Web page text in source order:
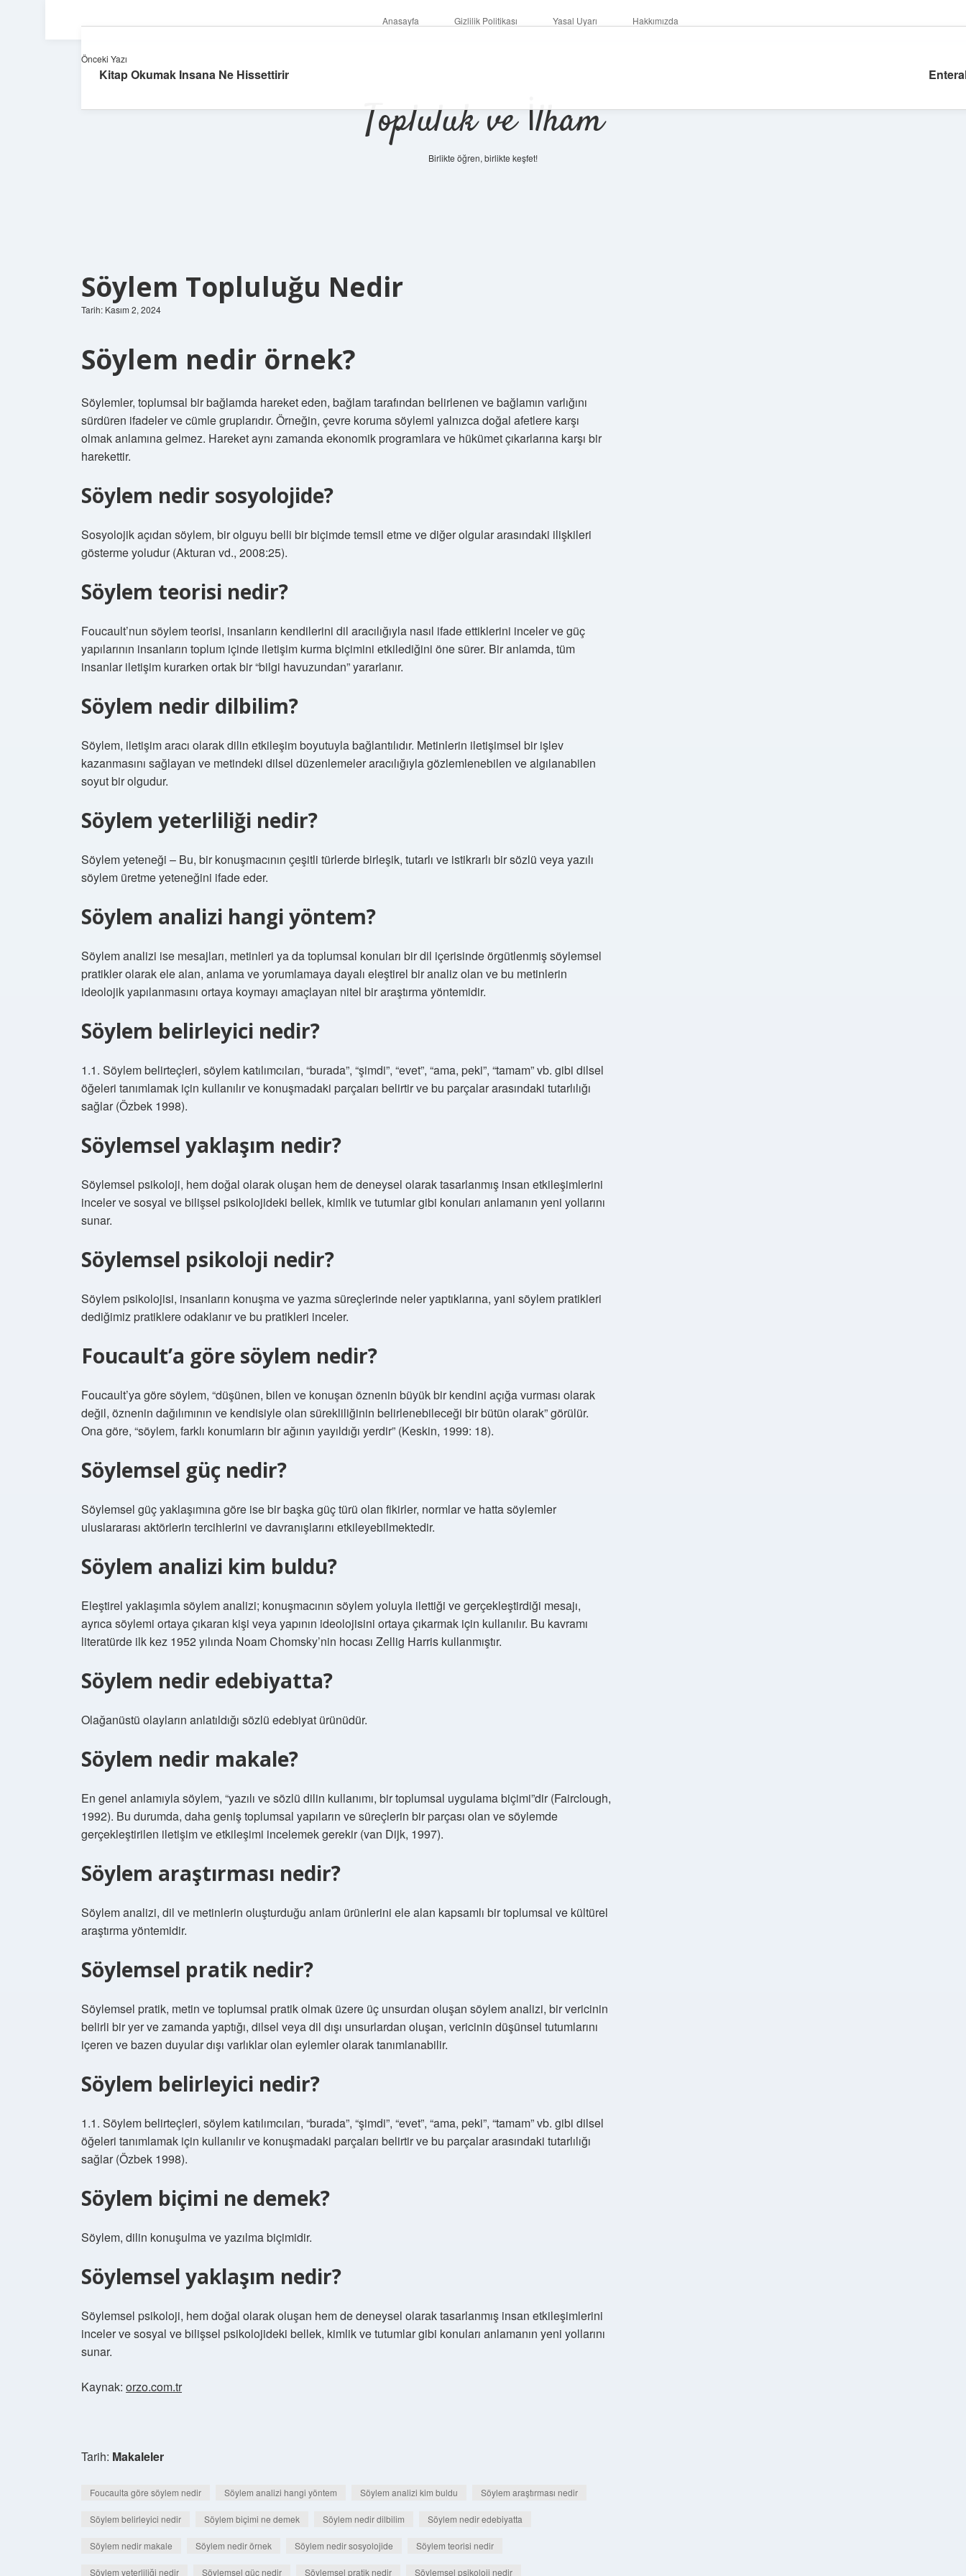
Anasayfa Gizlilik Politikası Yasal Uyarı Hakkımızda
Topluluk ve İlham
Birlikte öğren, birlikte keşfet!
Söylem Topluluğu Nedir
Tarih: Kasım 2, 2024
Söylem nedir örnek?
Söylemler, toplumsal bir bağlamda hareket eden, bağlam tarafından belirlenen ve bağlamın varlığını
sürdüren ifadeler ve cümle gruplarıdır. Örneğin, çevre koruma söylemi yalnızca doğal afetlere karşı
olmak anlamına gelmez. Hareket aynı zamanda ekonomik programlara ve hükümet çıkarlarına karşı bir
harekettir.
Söylem nedir sosyolojide?
Sosyolojik açıdan söylem, bir olguyu belli bir biçimde temsil etme ve diğer olgular arasındaki ilişkileri
gösterme yoludur (Akturan vd., 2008:25).
Söylem teorisi nedir?
Foucault’nun söylem teorisi, insanların kendilerini dil aracılığıyla nasıl ifade ettiklerini inceler ve güç
yapılarının insanların toplum içinde iletişim kurma biçimini etkilediğini öne sürer. Bir anlamda, tüm
insanlar iletişim kurarken ortak bir “bilgi havuzundan” yararlanır.
Söylem nedir dilbilim?
Söylem, iletişim aracı olarak dilin etkileşim boyutuyla bağlantılıdır. Metinlerin iletişimsel bir işlev
kazanmasını sağlayan ve metindeki dilsel düzenlemeler aracılığıyla gözlemlenebilen ve algılanabilen
soyut bir olgudur.
Söylem yeterliliği nedir?
Söylem yeteneği – Bu, bir konuşmacının çeşitli türlerde birleşik, tutarlı ve istikrarlı bir sözlü veya yazılı
söylem üretme yeteneğini ifade eder.
Söylem analizi hangi yöntem?
Söylem analizi ise mesajları, metinleri ya da toplumsal konuları bir dil içerisinde örgütlenmiş söylemsel
pratikler olarak ele alan, anlama ve yorumlamaya dayalı eleştirel bir analiz olan ve bu metinlerin
ideolojik yapılanmasını ortaya koymayı amaçlayan nitel bir araştırma yöntemidir.
Söylem belirleyici nedir?
1.1. Söylem belirteçleri, söylem katılımcıları, “burada”, “şimdi”, “evet”, “ama, peki”, “tamam” vb. gibi dilsel
öğeleri tanımlamak için kullanılır ve konuşmadaki parçaları belirtir ve bu parçalar arasındaki tutarlılığı
sağlar (Özbek 1998).
Söylemsel yaklaşım nedir?
Söylemsel psikoloji, hem doğal olarak oluşan hem de deneysel olarak tasarlanmış insan etkileşimlerini
inceler ve sosyal ve bilişsel psikolojideki bellek, kimlik ve tutumlar gibi konuları anlamanın yeni yollarını
sunar.
Söylemsel psikoloji nedir?
Söylem psikolojisi, insanların konuşma ve yazma süreçlerinde neler yaptıklarına, yani söylem pratikleri
dediğimiz pratiklere odaklanır ve bu pratikleri inceler.
Foucault’a göre söylem nedir?
Foucault’ya göre söylem, “düşünen, bilen ve konuşan öznenin büyük bir kendini açığa vurması olarak
değil, öznenin dağılımının ve kendisiyle olan sürekliliğinin belirlenebileceği bir bütün olarak” görülür.
Ona göre, “söylem, farklı konumların bir ağının yayıldığı yerdir” (Keskin, 1999: 18).
Söylemsel güç nedir?
Söylemsel güç yaklaşımına göre ise bir başka güç türü olan fikirler, normlar ve hatta söylemler
uluslararası aktörlerin tercihlerini ve davranışlarını etkileyebilmektedir.
Söylem analizi kim buldu?
Eleştirel yaklaşımla söylem analizi; konuşmacının söylem yoluyla ilettiği ve gerçekleştirdiği mesajı,
ayrıca söylemi ortaya çıkaran kişi veya yapının ideolojisini ortaya çıkarmak için kullanılır. Bu kavramı
literatürde ilk kez 1952 yılında Noam Chomsky’nin hocası Zellig Harris kullanmıştır.
Söylem nedir edebiyatta?
Olağanüstü olayların anlatıldığı sözlü edebiyat ürünüdür.
Söylem nedir makale?
En genel anlamıyla söylem, “yazılı ve sözlü dilin kullanımı, bir toplumsal uygulama biçimi”dir (Fairclough,
1992). Bu durumda, daha geniş toplumsal yapıların ve süreçlerin bir parçası olan ve söylemde
gerçekleştirilen iletişim ve etkileşimi incelemek gerekir (van Dijk, 1997).
Söylem araştırması nedir?
Söylem analizi, dil ve metinlerin oluşturduğu anlam ürünlerini ele alan kapsamlı bir toplumsal ve kültürel
araştırma yöntemidir.
Söylemsel pratik nedir?
Söylemsel pratik, metin ve toplumsal pratik olmak üzere üç unsurdan oluşan söylem analizi, bir vericinin
belirli bir yer ve zamanda yaptığı, dilsel veya dil dışı unsurlardan oluşan, vericinin düşünsel tutumlarını
içeren ve bazen duyular dışı varlıklar olan eylemler olarak tanımlanabilir.
Söylem belirleyici nedir?
1.1. Söylem belirteçleri, söylem katılımcıları, “burada”, “şimdi”, “evet”, “ama, peki”, “tamam” vb. gibi dilsel
öğeleri tanımlamak için kullanılır ve konuşmadaki parçaları belirtir ve bu parçalar arasındaki tutarlılığı
sağlar (Özbek 1998).
Söylem biçimi ne demek?
Söylem, dilin konuşulma ve yazılma biçimidir.
Söylemsel yaklaşım nedir?
Söylemsel psikoloji, hem doğal olarak oluşan hem de deneysel olarak tasarlanmış insan etkileşimlerini
inceler ve sosyal ve bilişsel psikolojideki bellek, kimlik ve tutumlar gibi konuları anlamanın yeni yollarını
sunar.
Kaynak: orzo.com.tr
Tarih: Makaleler
Foucaulta göre söylem nedir Söylem analizi hangi yöntem Söylem analizi kim buldu Söylem araştırması nedir
Söylem belirleyici nedir Söylem biçimi ne demek Söylem nedir dilbilim Söylem nedir edebiyatta
Söylem nedir makale Söylem nedir örnek Söylem nedir sosyolojide Söylem teorisi nedir
Söylem yeterliliği nedir Söylemsel güç nedir Söylemsel pratik nedir Söylemsel psikoloji nedir
Önceki Yazı
Kitap Okumak Insana Ne Hissettirir